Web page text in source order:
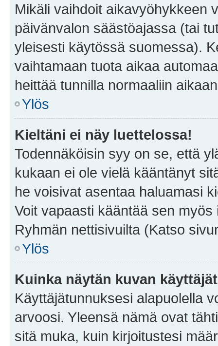
Mikäli vaihdoit aikavyöhykkeen
päivänvalon säästöajassa (tai
yleisesti käytössä suomessa).
vaihtamaan tuota aikaa
heittää tunnilla normaaliin
Ylös
Kieltäni ei näy luettelossa!
Todennäköisin syy on se, että
kukaan ei ole vielä kääntänyt
he voisivat asentaa haluamasi
Voit vapaasti kääntää sen
Ryhmän nettisivuilta (Katso
Ylös
Kuinka näytän kuvan
Käyttäjätunnuksesi alapuolella
arvoosi. Yleensä nämä ovat
sitä muka, kuin kirjoitustesi